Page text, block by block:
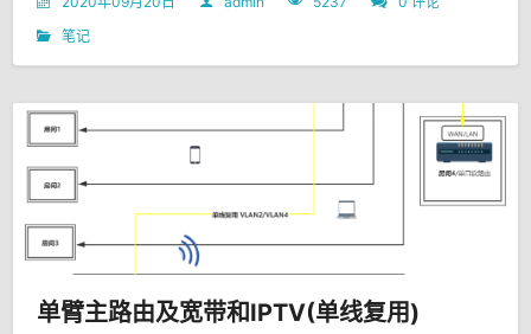
笔记
单臂主路由及宽带和IPTV(单线复用)